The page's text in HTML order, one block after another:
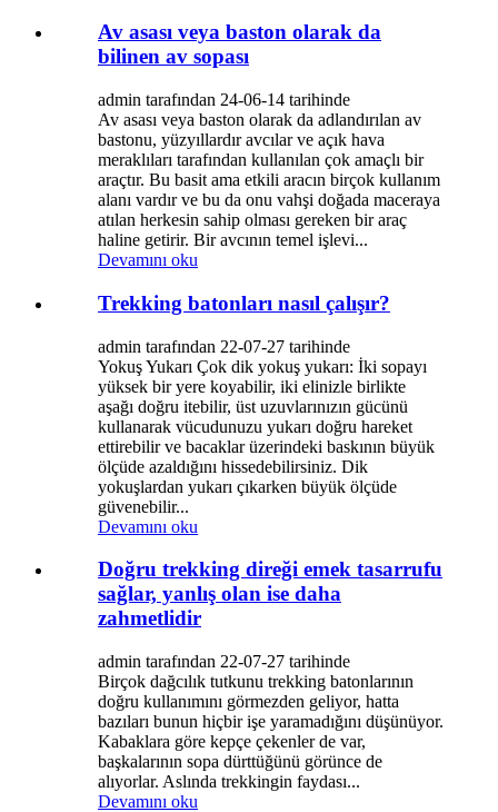
Av asası veya baston olarak da
bilinen av sopası
admin tarafından 24-06-14 tarihinde
Av asası veya baston olarak da adlandırılan av
bastonu, yüzyıllardır avcılar ve açık hava
meraklıları tarafından kullanılan çok amaçlı bir
araçtır. Bu basit ama etkili aracın birçok kullanım
alanı vardır ve bu da onu vahşi doğada maceraya
atılan herkesin sahip olması gereken bir araç
haline getirir. Bir avcının temel işlevi...
Devamını oku
Trekking batonları nasıl çalışır?
admin tarafından 22-07-27 tarihinde
Yokuş Yukarı Çok dik yokuş yukarı: İki sopayı
yüksek bir yere koyabilir, iki elinizle birlikte
aşağı doğru itebilir, üst uzuvlarınızın gücünü
kullanarak vücudunuzu yukarı doğru hareket
ettirebilir ve bacaklar üzerindeki baskının büyük
ölçüde azaldığını hissedebilirsiniz. Dik
yokuşlardan yukarı çıkarken büyük ölçüde
güvenebilir...
Devamını oku
Doğru trekking direği emek tasarrufu
sağlar, yanlış olan ise daha
zahmetlidir
admin tarafından 22-07-27 tarihinde
Birçok dağcılık tutkunu trekking batonlarının
doğru kullanımını görmezden geliyor, hatta
bazıları bunun hiçbir işe yaramadığını düşünüyor.
Kabaklara göre kepçe çekenler de var,
başkalarının sopa dürttüğünü görünce de
alıyorlar. Aslında trekkingin faydası...
Devamını oku